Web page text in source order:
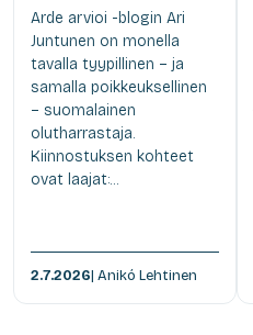
Arde arvioi -blogin Ari
Juntunen on monella
tavalla tyypillinen – ja
samalla poikkeuksellinen
– suomalainen
olutharrastaja.
Kiinnostuksen kohteet
ovat laajat:...
2.7.2026| Anikó Lehtinen